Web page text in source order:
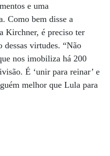
e uma
Como bem disse a
Kirchner, é preciso ter
virtudes. “Não
nos imobiliza há 200
É ‘unir para reinar’ e
melhor que Lula para